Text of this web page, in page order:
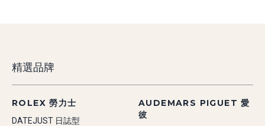
精選品牌
ROLEX 勞力士
DATEJUST 日誌型
AUDEMARS PIGUET 愛
彼